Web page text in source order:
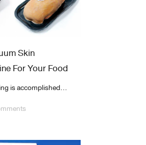
Skin
For Your Food
is accomplished...